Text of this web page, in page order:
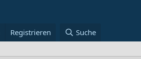
Registrieren Suche